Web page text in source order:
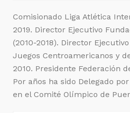
Comisionado Liga Atlética
2019. Director Ejecutivo
(2010-2018). Director
Juegos Centroamericanos y
2010. Presidente Federación
Por años ha sido Delegado
en el Comité Olímpico de